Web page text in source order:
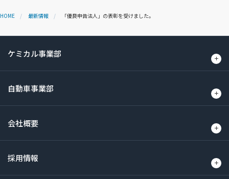
HOME 最新情報 「優良申告法人」の表彰を受けました。
ケミカル事業部
自動車事業部
会社概要
採用情報